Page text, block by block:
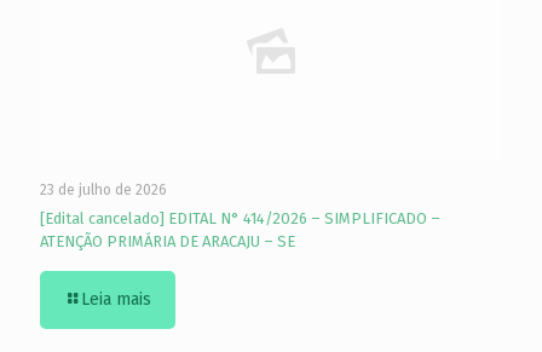
23 de julho de 2026
[Edital cancelado] EDITAL N° 414/2026 – SIMPLIFICADO –
ATENÇÃO PRIMÁRIA DE ARACAJU – SE
Leia mais